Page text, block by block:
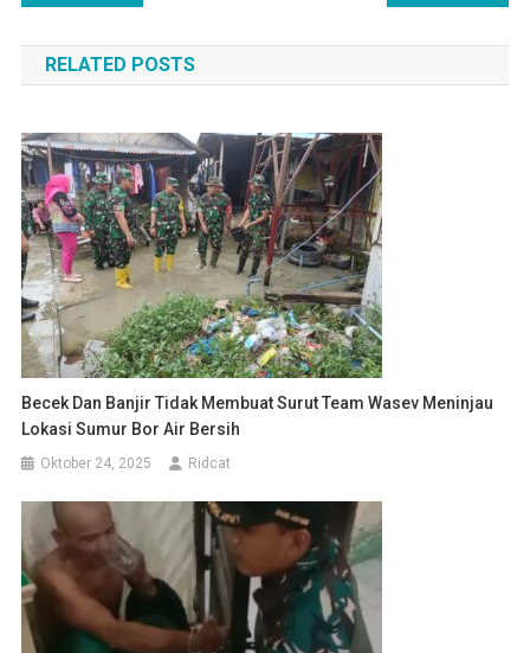
pos
RELATED POSTS
Becek Dan Banjir Tidak Membuat Surut Team Wasev Meninjau
Lokasi Sumur Bor Air Bersih
Oktober 24, 2025 Ridcat